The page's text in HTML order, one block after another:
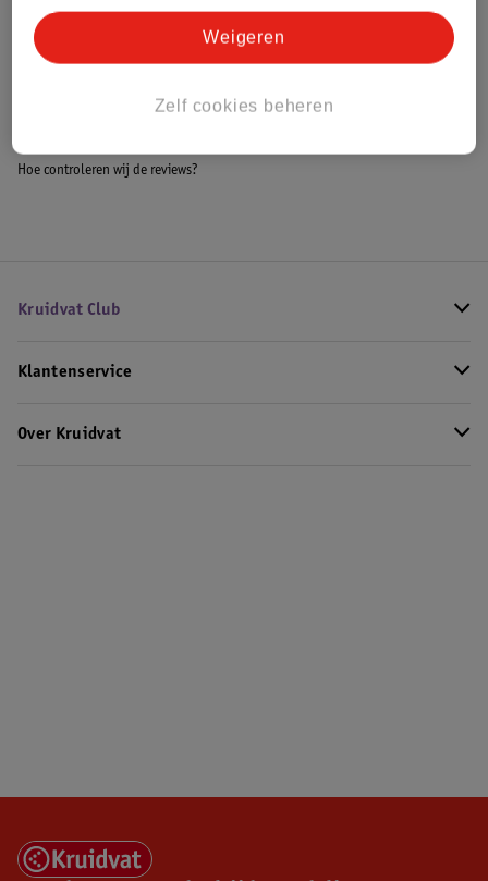
Bekijk ook
Alle Gezichtsmaskers
Hoe controleren wij de reviews?
Kruidvat Club
Klantenservice
Over Kruidvat
Zelf cookies beheren
Weigeren